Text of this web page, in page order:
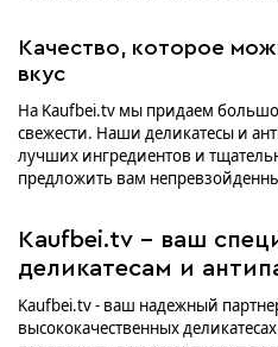
Качество, которое
вкус
На Kaufbei.tv мы придаем
свежести. Наши деликатесы и
лучших ингредиентов и
предложить вам
Kaufbei.tv - ваш
деликатесам и
Kaufbei.tv - ваш надежный
высококачественных